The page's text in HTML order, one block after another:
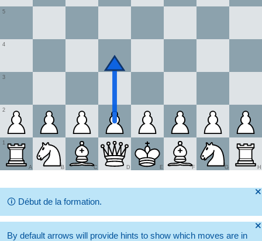
1
2
3
4
5
A B C D E F G H
🞫
🛈 Début de la formation.
🞫
By default arrows will provide hints to show which moves are in